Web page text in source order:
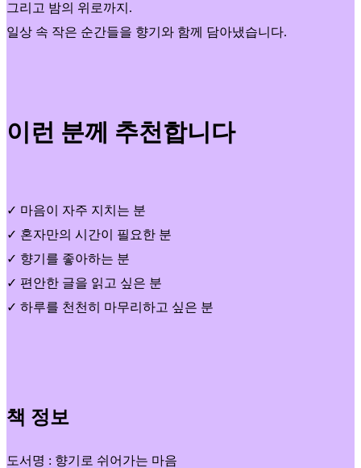
그리고 밤의 위로까지.
일상 속 작은 순간들을 향기와 함께 담아냈습니다.
이런 분께 추천합니다
✓ 마음이 자주 지치는 분
✓ 혼자만의 시간이 필요한 분
✓ 향기를 좋아하는 분
✓ 편안한 글을 읽고 싶은 분
✓ 하루를 천천히 마무리하고 싶은 분
책 정보
도서명 : 향기로 쉬어가는 마음